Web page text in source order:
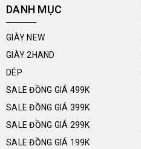
DANH MỤC
GIÀY NEW
GIÀY 2HAND
DÉP
SALE ĐỒNG GIÁ 499K
SALE ĐỒNG GIÁ 399K
SALE ĐỒNG GIÁ 299K
SALE ĐỒNG GIÁ 199K